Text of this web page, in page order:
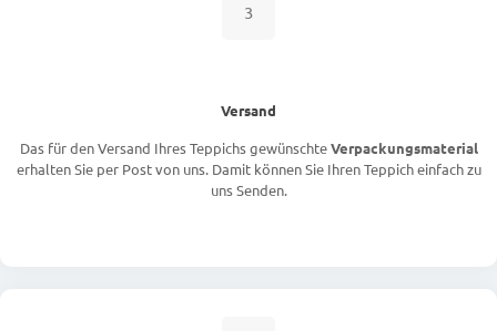
3
Versand
Das für den Versand Ihres Teppichs gewünschteVerpackungsmaterial
erhalten Sie per Post von uns. Damit können Sie Ihren Teppich einfach zu
uns Senden.